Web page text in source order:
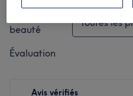
beauté
Toutes les
Évaluation
Avis vérifiés